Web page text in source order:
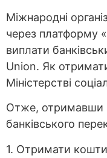
Міжнародні
через платформу
виплати
Union. Як
Міністерстві
Отже, отримавши
банківського
1. Отримати